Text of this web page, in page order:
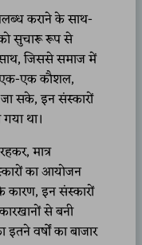
कराने के साथ-
सुचारू रूप से
जिससे समाज में
एक-एक कौशल,
सके, इन संस्कारों
था।
मात्र
का आयोजन
इन संस्कारों
से बनी
वर्षों का बाजार